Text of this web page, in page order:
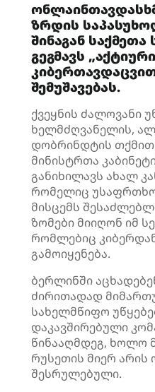
ზრდის
შინაგან
გეგმავს „აქტიური
შემუშავებას.
ქვეყნის ძალოვანი
ხელმძღვანელის,
დობრინდტის
მინისტრთა
განიხილავს ახალ
რომელიც
მისცემს
ზომები მიიღონ იმ
რომლებიც
გამოიყენება.
ბერლინში
ძირითადად
სახელმწიფო
დაკავშირებული
წინააღმდეგ, ხოლო
რუსეთის მიერ არის
შესრულებული.